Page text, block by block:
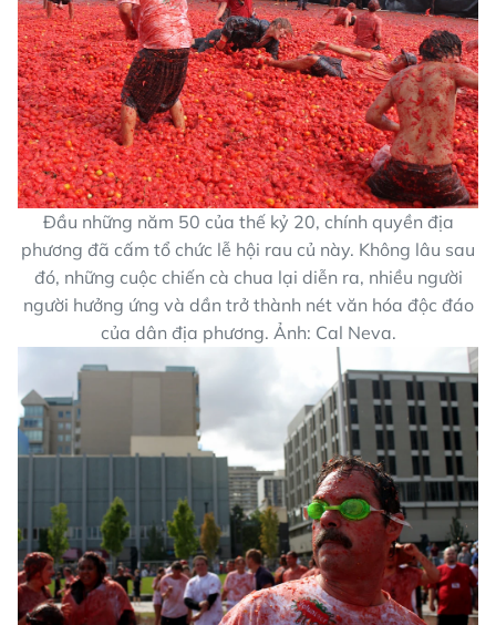
Đầu những năm 50 của thế kỷ 20, chính quyền địa
phương đã cấm tổ chức lễ hội rau củ này. Không lâu sau
đó, những cuộc chiến cà chua lại diễn ra, nhiều người
người hưởng ứng và dần trở thành nét văn hóa độc đáo
của dân địa phương. Ảnh: Cal Neva.